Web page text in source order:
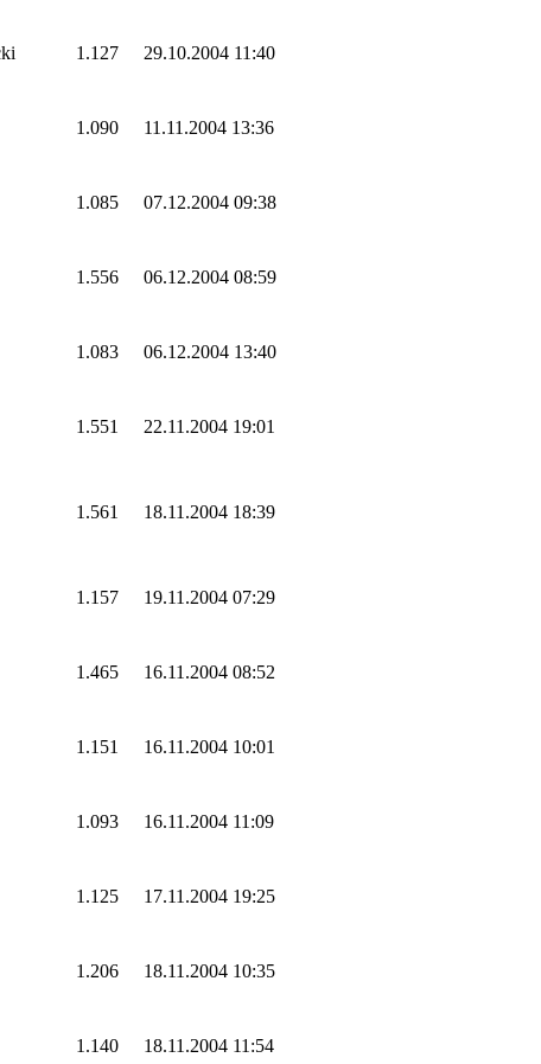
1.127 29.10.2004 11:40
1.090 11.11.2004 13:36
1.085 07.12.2004 09:38
1.556 06.12.2004 08:59
1.083 06.12.2004 13:40
1.551 22.11.2004 19:01
1.561 18.11.2004 18:39
1.157 19.11.2004 07:29
1.465 16.11.2004 08:52
1.151 16.11.2004 10:01
1.093 16.11.2004 11:09
1.125 17.11.2004 19:25
1.206 18.11.2004 10:35
1.140 18.11.2004 11:54